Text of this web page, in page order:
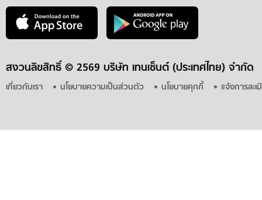
สงวนลิขสิทธิ์ © 2569 บริษัท เทนเซ็นต์ (ประเทศไทย) จำกัด
เกี่ยวกับเรา นโยบายความเป็นส่วนตัว นโยบายคุกกี้ แจ้งการละ